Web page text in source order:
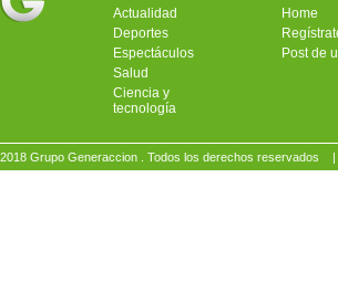
Actualidad
Deportes
Espectáculos
Salud
Ciencia y
tecnología
Home
Post de
2018 Grupo Generaccion . Todos los derechos reservados |